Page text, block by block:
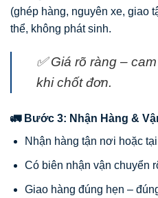
(ghép hàng, nguyên xe, giao
thể, không phát sinh.
✅ Giá rõ ràng –
khi chốt đơn.
🚛 Bước 3: Nhận Hàng &
Nhận hàng tận nơi hoặc
Có biên nhận vận chuyển
Giao hàng đúng hẹn –